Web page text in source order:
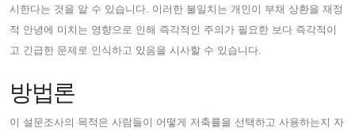
시한다는 것을 알 수 있습니다. 이러한 불일치는 개인이 부채 상환을 재정
적 안녕에 미치는 영향으로 인해 즉각적인 주의가 필요한 보다 즉각적이
고 긴급한 문제로 인식하고 있음을 시사할 수 있습니다.
방법론
이 설문조사의 목적은 사람들이 어떻게 저축률을 선택하고 사용하는지 자